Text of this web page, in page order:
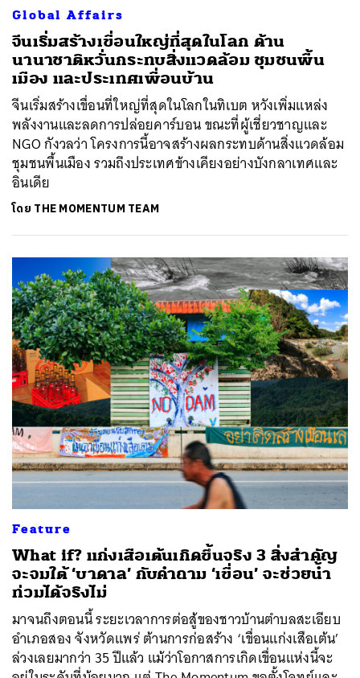
Global Affairs
จีนเริ่มสร้างเขื่อนใหญ่ที่สุดในโลก ด้าน
นานาชาติหวั่นกระทบสิ่งแวดล้อม ชุมชนพื้น
เมือง และประเทศเพื่อนบ้าน
จีนเริ่มสร้างเขื่อนที่ใหญ่ที่สุดในโลกในทิเบต หวังเพิ่มแหล่ง
พลังงานและลดการปล่อยคาร์บอน ขณะที่ผู้เชี่ยวชาญและ
NGO กังวลว่า โครงการนี้อาจสร้างผลกระทบด้านสิ่งแวดล้อม
ชุมชนพื้นเมือง รวมถึงประเทศข้างเคียงอย่างบังกลาเทศและ
อินเดีย
โดย THE MOMENTUM TEAM
Feature
What if? แก่งเสือเต้นเกิดขึ้นจริง 3 สิ่งสำคัญ
จะจมใต้ ‘บาดาล’ กับคำถาม ‘เขื่อน’ จะช่วยน้ำ
ท่วมได้จริงไม่
มาจนถึงตอนนี้ ระยะเวลาการต่อสู้ของชาวบ้านตำบลสะเอียบ
อำเภอสอง จังหวัดแพร่ ต้านการก่อสร้าง ‘เขื่อนแก่งเสือเต้น’
ล่วงเลยมากว่า 35 ปีแล้ว แม้ว่าโอกาสการเกิดเขื่อนแห่งนี้จะ